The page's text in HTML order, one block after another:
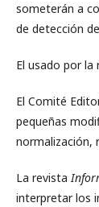
someterán a
de detección
El usado por
El Comité
pequeñas
normalización,
La revista
interpretar los